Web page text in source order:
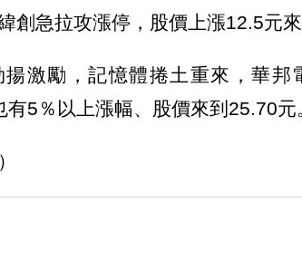
創急拉攻漲停，股價上漲12.5元來
激勵，記憶體捲土重來，華邦
5％以上漲幅、股價來到25.70元